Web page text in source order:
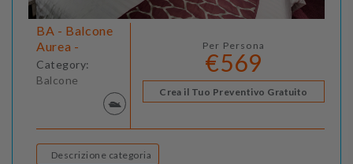
BA - Balcone
Aurea -
Category:
Balcone
Per Persona
€569
Crea il Tuo Preventivo Gratuito
Descrizione categoria